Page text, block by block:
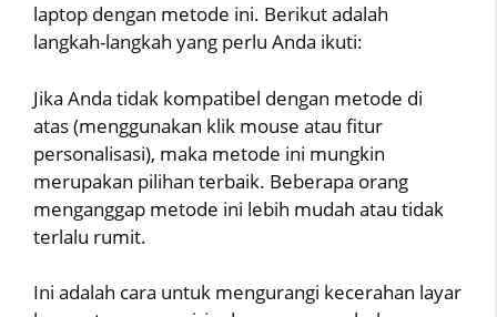
laptop dengan metode ini. Berikut adalah
langkah-langkah yang perlu Anda ikuti:
Jika Anda tidak kompatibel dengan metode di
atas (menggunakan klik mouse atau fitur
personalisasi), maka metode ini mungkin
merupakan pilihan terbaik. Beberapa orang
menganggap metode ini lebih mudah atau tidak
terlalu rumit.
Ini adalah cara untuk mengurangi kecerahan layar